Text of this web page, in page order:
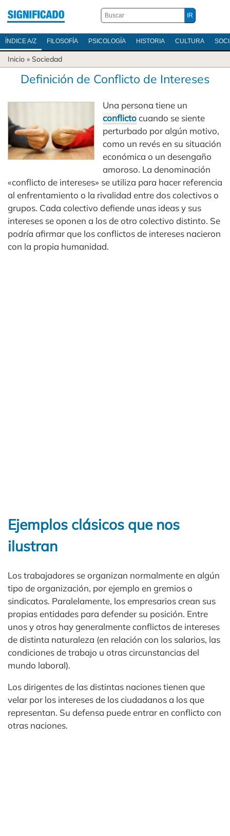
ÍNDICE A/Z FILOSOFÍA PSICOLOGÍA HISTORIA CULTURA
Inicio » Sociedad
Definición de Conflicto de Intereses
Una persona tiene un
conflictocuando se siente
perturbado por algún motivo,
como un revés en su situación
económica o un desengaño
amoroso. La denominación
«conflicto de intereses» se utiliza para hacer referencia
al enfrentamiento o la rivalidad entre dos colectivos o
grupos. Cada colectivo defiende unas ideas y sus
intereses se oponen a los de otro colectivo distinto. Se
podría afirmar que los conflictos de intereses nacieron
con la propia humanidad.
Ejemplos clásicos que nos
ilustran
Los trabajadores se organizan normalmente en algún
tipo de organización, por ejemplo en gremios o
sindicatos. Paralelamente, los empresarios crean sus
propias entidades para defender su posición. Entre
unos y otros hay generalmente conflictos de intereses
de distinta naturaleza (en relación con los salarios, las
condiciones de trabajo u otras circunstancias del
mundo laboral).
Los dirigentes de las distintas naciones tienen que
velar por los intereses de los ciudadanos a los que
representan. Su defensa puede entrar en conflicto con
otras naciones.